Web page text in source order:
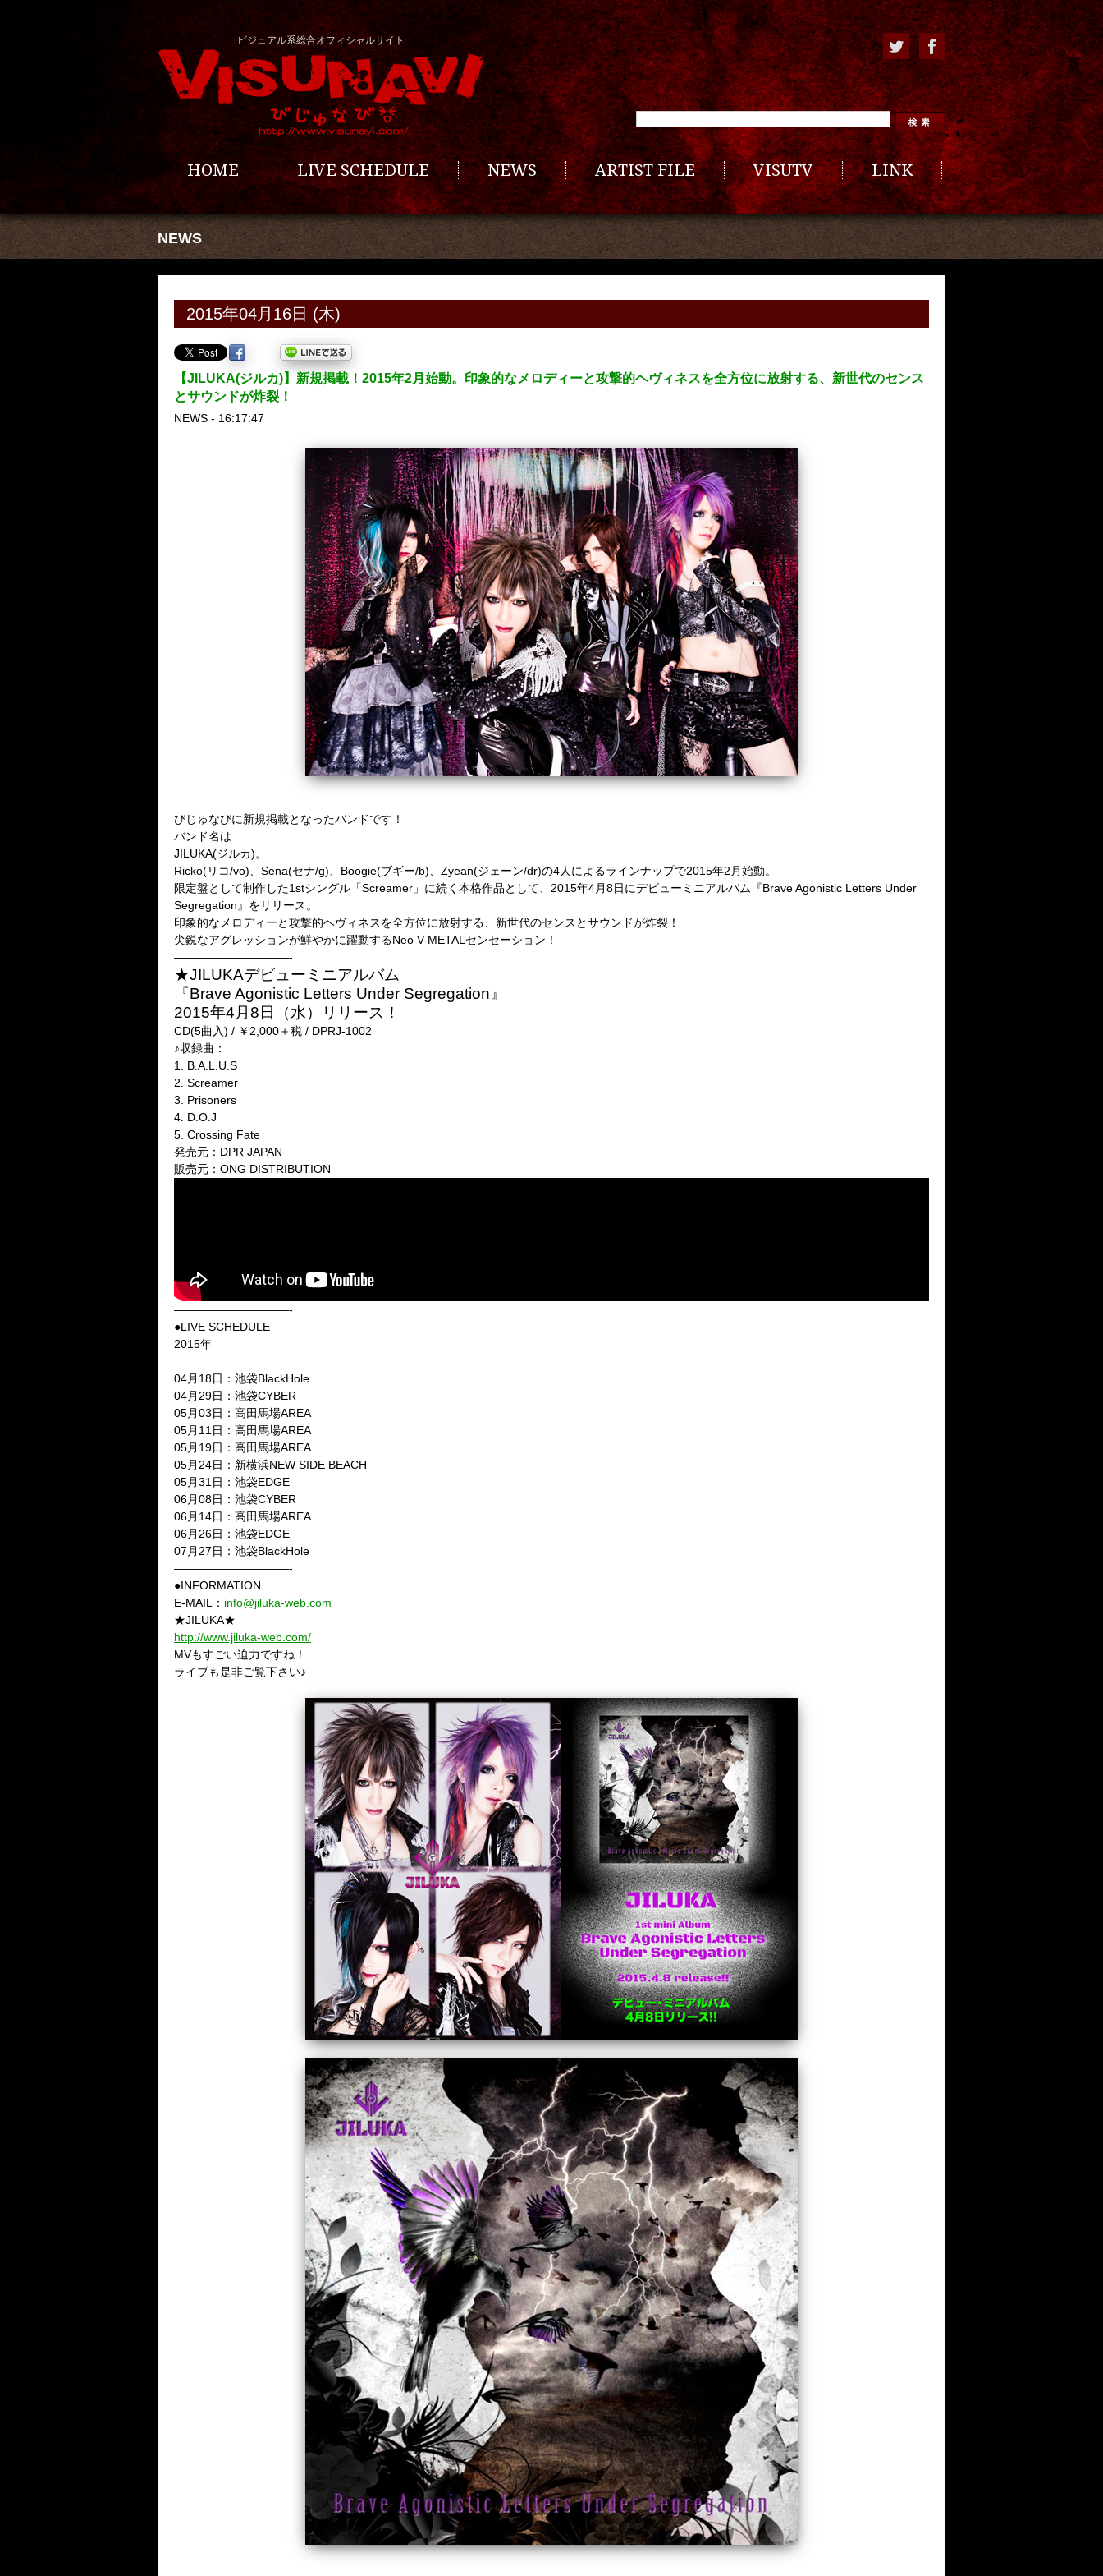
ビジュアル系総合オフィシャルサイト
HOME LIVE SCHEDULE NEWS ARTIST FILE VISUTV LINK
NEWS
2015年04月16日 (木)
【JILUKA(ジルカ)】新規掲載！2015年2月始動。印象的なメロディーと攻撃的ヘヴィネスを全方位に放射する、新世代のセンス
とサウンドが炸裂！
NEWS - 16:17:47
びじゅなびに新規掲載となったバンドです！
バンド名は
JILUKA(ジルカ)。
Ricko(リコ/vo)、Sena(セナ/g)、Boogie(ブギー/b)、Zyean(ジェーン/dr)の4人によるラインナップで2015年2月始動。
限定盤として制作した1stシングル「Screamer」に続く本格作品として、2015年4月8日にデビューミニアルバム『Brave Agonistic Letters Under
Segregation』をリリース。
印象的なメロディーと攻撃的ヘヴィネスを全方位に放射する、新世代のセンスとサウンドが炸裂！
尖鋭なアグレッションが鮮やかに躍動するNeo V-METALセンセーション！
——————————-
★JILUKAデビューミニアルバム
『Brave Agonistic Letters Under Segregation』
2015年4月8日（水）リリース！
CD(5曲入) / ￥2,000＋税 / DPRJ-1002
♪収録曲：
1. B.A.L.U.S
2. Screamer
3. Prisoners
4. D.O.J
5. Crossing Fate
発売元：DPR JAPAN
販売元：ONG DISTRIBUTION
——————————-
●LIVE SCHEDULE
2015年
04月18日：池袋BlackHole
04月29日：池袋CYBER
05月03日：高田馬場AREA
05月11日：高田馬場AREA
05月19日：高田馬場AREA
05月24日：新横浜NEW SIDE BEACH
05月31日：池袋EDGE
06月08日：池袋CYBER
06月14日：高田馬場AREA
06月26日：池袋EDGE
07月27日：池袋BlackHole
——————————-
●INFORMATION
E-MAIL： info@jiluka-web.com
★JILUKA★
http://www.jiluka-web.com/
MVもすごい迫力ですね！
ライブも是非ご覧下さい♪